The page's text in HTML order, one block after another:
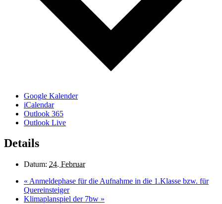
Google Kalender
iCalendar
Outlook 365
Outlook Live
Details
Datum: 24. Februar
« Anmeldephase für die Aufnahme in die 1.Klasse bzw. für
Quereinsteiger
Klimaplanspiel der 7bw »